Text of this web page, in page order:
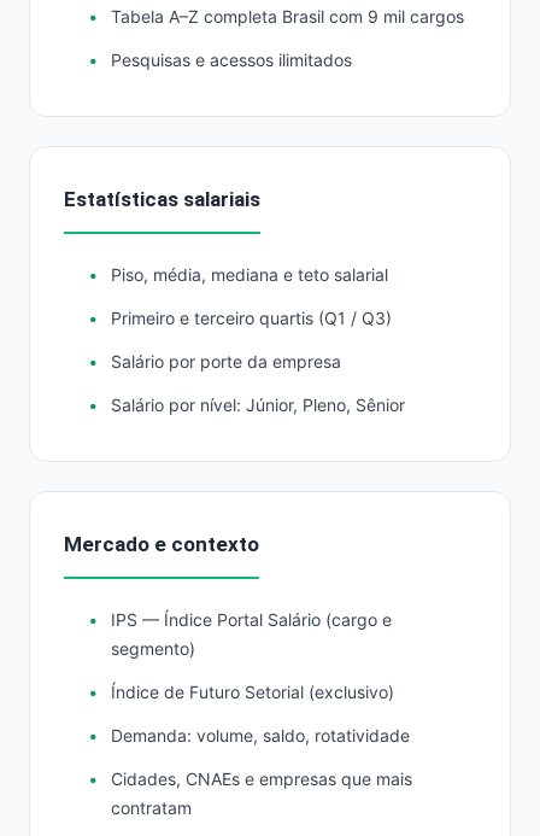
Tabela A–Z completa Brasil com 9 mil cargos
Pesquisas e acessos ilimitados
Estatísticas salariais
Piso, média, mediana e teto salarial
Primeiro e terceiro quartis (Q1 / Q3)
Salário por porte da empresa
Salário por nível: Júnior, Pleno, Sênior
Mercado e contexto
IPS — Índice Portal Salário (cargo e
segmento)
Índice de Futuro Setorial (exclusivo)
Demanda: volume, saldo, rotatividade
Cidades, CNAEs e empresas que mais
contratam